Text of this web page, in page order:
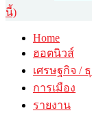
นี้)
Home
ฮอตนิวส์
เศรษฐกิจ /
การเมือง
รายงาน